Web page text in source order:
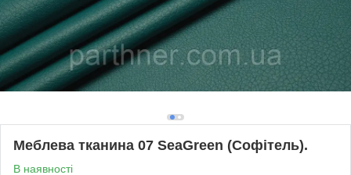
Меблева тканина 07 SeaGreen (Софітель).
В наявності